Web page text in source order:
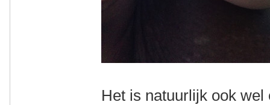
Het is natuurlijk ook